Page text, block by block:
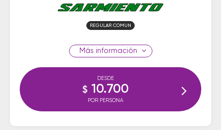
REGULAR COMUN
información
DESDE
$ 10.700
POR PERSONA